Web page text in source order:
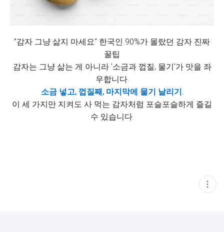
"감자 그냥 삶지 마세요" 한국인 90%가 몰랐던 감자 진짜
꿀팁
감자는 그냥 삶는 게 아니라 '소금과 껍질, 물기'가 맛을 좌
우합니다.
소금 넣고, 껍질째, 마지막에 물기 날리기.
이 세 가지만 지켜도 사 먹는 감자처럼 포슬포슬하게 즐길
수 있습니다.
현
재